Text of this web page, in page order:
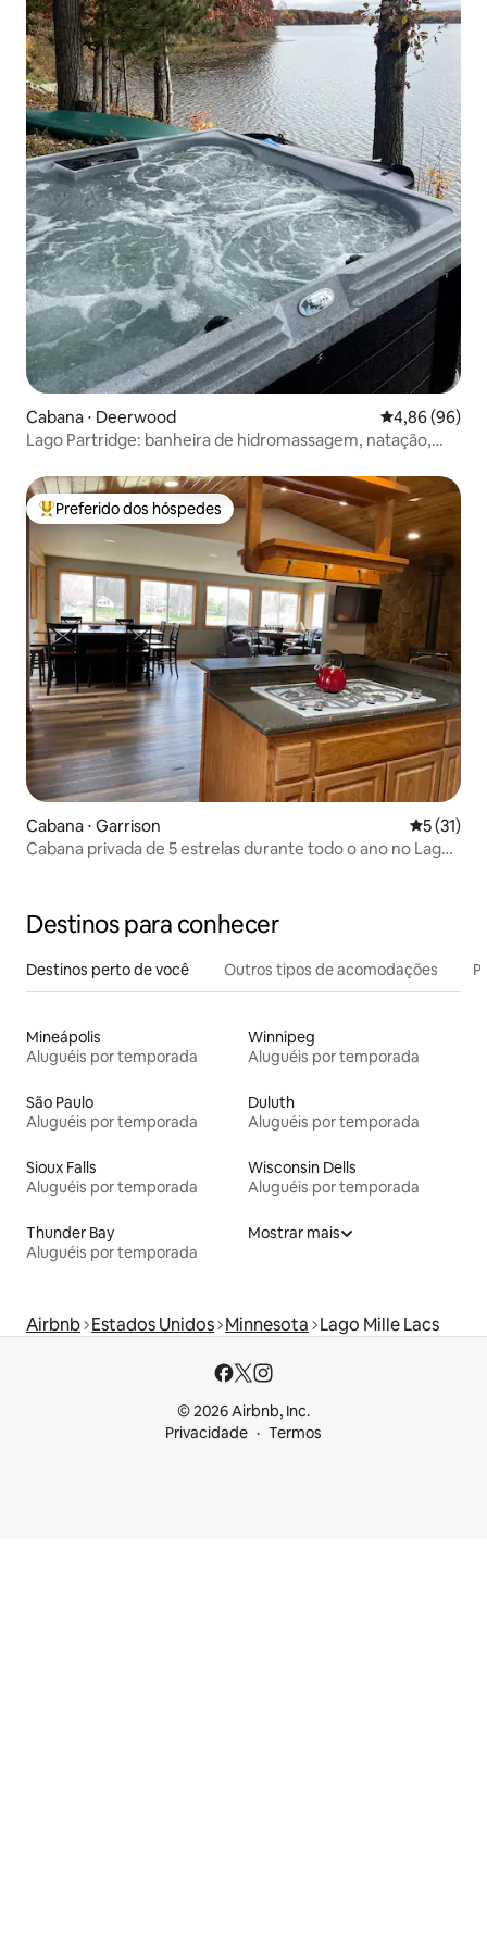
Cabana ⋅ Deerwood 4,86 de uma
4,86 (96)
Lago Partridge: banheira de hidromassagem, natação,
Entre os melhores preferidos dos hóspedes
Preferido dos hóspedes
Cabana ⋅ Garrison 5 de uma
5 (31)
Cabana privada de 5 estrelas durante todo o ano no Lago
Destinos para conhecer
Destinos perto de você Outros tipos de acomodações
Mineápolis
Aluguéis por temporada
Winnipeg
Aluguéis por temporada
São Paulo
Aluguéis por temporada
Duluth
Aluguéis por temporada
Sioux Falls
Aluguéis por temporada
Wisconsin Dells
Aluguéis por temporada
Thunder Bay
Aluguéis por temporada
Mostrar mais
Airbnb Estados Unidos Minnesota Lago Mille Lacs
© 2026 Airbnb, Inc.
Privacidade
Termos